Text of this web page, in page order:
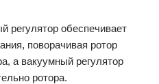
регулятор обеспечивает
поворачивая ротор
а вакуумный регулятор
ротора.